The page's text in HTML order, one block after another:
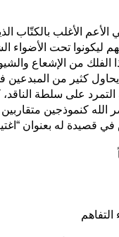
الأغلب بالكتّاب
ليكونوا تحت الأضواء
الفلك من الإشعاع
يحاول كثير من
التمرد على سلطة
الله كنموذجين
في قصيدة له بعنوان